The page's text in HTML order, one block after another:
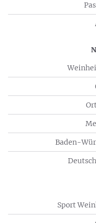
Baden-
Sport